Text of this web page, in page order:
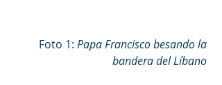
Foto 1: Papa Francisco besando la
bandera del Líbano